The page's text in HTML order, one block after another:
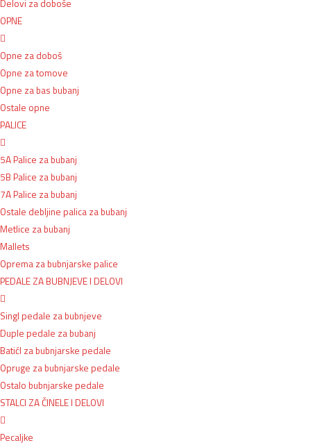
Delovi za doboše
OPNE
Opne za doboš
Opne za tomove
Opne za bas bubanj
Ostale opne
PALICE
5A Palice za bubanj
5B Palice za bubanj
7A Palice za bubanj
Ostale debljine palica za bubanj
Metlice za bubanj
Mallets
Oprema za bubnjarske palice
PEDALE ZA BUBNJEVE I DELOVI
Singl pedale za bubnjeve
Duple pedale za bubanj
BatićI za bubnjarske pedale
Opruge za bubnjarske pedale
Ostalo bubnjarske pedale
STALCI ZA ČINELE I DELOVI
Pecaljke